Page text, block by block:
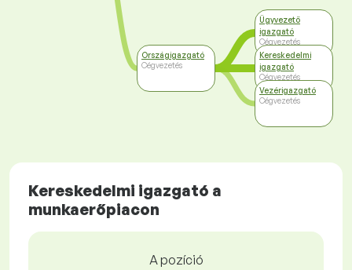
Országigazgató
Cégvezetés
Ügyvezető
igazgató
Cégvezetés
Kereskedelmi
igazgató
Cégvezetés
Vezérigazgató
Cégvezetés
Kereskedelmi igazgató a
munkaerőpiacon
A pozíció